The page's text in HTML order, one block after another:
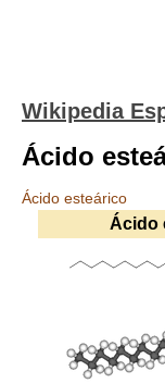
Wikipedia
Ácido
Ácido esteárico
Ácido